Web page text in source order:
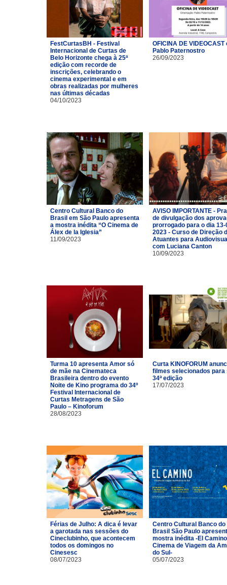
FestCurtasBH - Festival
Internacional de Curtas de
Belo Horizonte chega à 25ª
edição com recorde de
inscrições, celebrando o
cinema experimental e em
obras realizadas por mulheres
nas últimas décadas
04/10/2023
OFICINA DE VIDEOCAST
Pablo Paternostro
26/09/2023
Centro Cultural Banco do
Brasil em São Paulo apresenta
a mostra inédita “O Cinema de
Álex de la Iglesia”
11/09/2023
AVISO IMPORTANTE -
de divulgação dos
prorrogado para o dia 13-
2023 - Curso de Direção
Atuantes para
com Luciana Canton
10/09/2023
Turma 10 apresenta Amor só
de mãe na Cinemateca
Brasileira dentro do evento
Noite de Kino programa do 34º
Festival Internacional de
Curtas Metragens de São
Paulo – Kinoforum
28/08/2023
Curta KINOFORUM
filmes selecionados para
34ª edição
17/07/2023
Férias de Julho: A dica é levar
a garotada nas sessões do
Cineclubinho, que acontecem
todos os domingos no
Cinesesc
08/07/2023
Centro Cultural Banco do
Brasil São Paulo
mostra inédita -El
Cinema de Viagem da
do Sul-
05/07/2023